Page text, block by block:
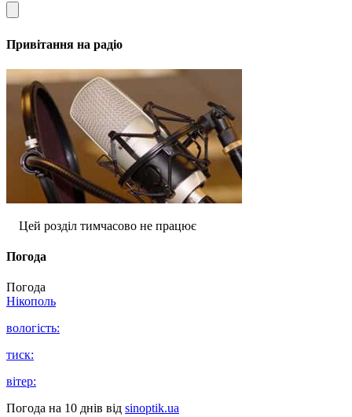
Привітання на радіо
Цей розділ тимчасово не працює
Погода
Погода
Нікополь
вологість:
тиск:
вітер:
Погода на 10 днів від sinoptik.ua